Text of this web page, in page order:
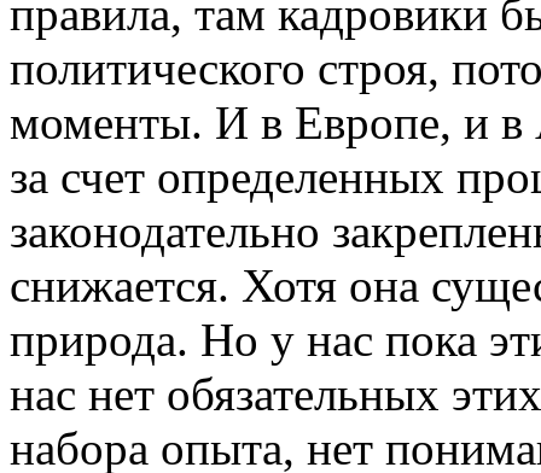
правила, там кадровики
политического строя,
моменты. И в Европе, и в
за счет определенных
законодательно
снижается. Хотя она
природа. Но у нас пока
нас нет обязательных
набора опыта, нет